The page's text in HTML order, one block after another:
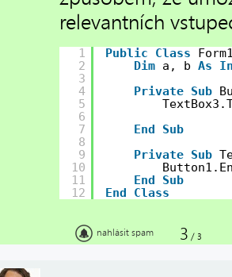
relevantních
1
2
3
4
5
6
7
8
9
10
11
12
Public Class
Dim
a, b As
Private
Sub
End
Sub
Private
Sub
End
Sub
End
Class
nahlásit spam 3 / 3